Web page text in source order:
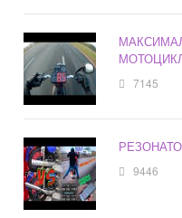
7145
9446